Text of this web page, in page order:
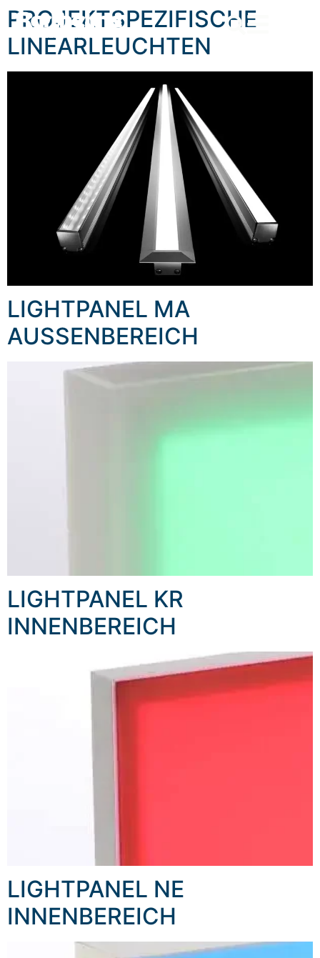
content
PROJEKTSPEZIFISCHE
LINEARLEUCHTEN
LIGHTPANEL MA
AUSSENBEREICH
LIGHTPANEL KR
INNENBEREICH
LIGHTPANEL NE
INNENBEREICH